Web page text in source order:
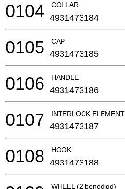
COLLAR
0104 4931473184
CAP
0105 4931473185
HANDLE
0106 4931473186
INTERLOCK ELEMENT
0107 4931473187
HOOK
0108 4931473188
WHEEL (2 benodigd)